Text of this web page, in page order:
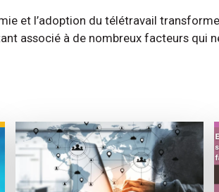
et l’adoption du télétravail
associé à de nombreux facteurs qui